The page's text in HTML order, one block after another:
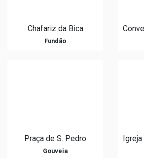
Chafariz da Bica
Fundão
Praça de S. Pedro
Gouveia